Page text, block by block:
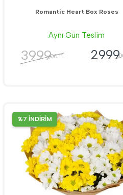
Romantic Heart Box Roses
Aynı Gün Teslim
3999,00 TL 2999
%7 İNDİRİM